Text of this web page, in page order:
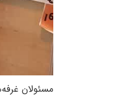
مسئولان